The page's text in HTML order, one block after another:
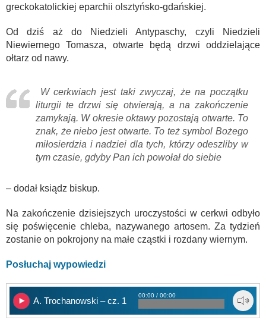
greckokatolickiej eparchii olsztyńsko-gdańskiej.
Od dziś aż do Niedzieli Antypaschy, czyli Niedzieli
Niewiernego Tomasza, otwarte będą drzwi oddzielające
ołtarz od nawy.
W cerkwiach jest taki zwyczaj, że na początku
liturgii te drzwi się otwierają, a na zakończenie
zamykają. W okresie oktawy pozostają otwarte. To
znak, że niebo jest otwarte. To też symbol Bożego
miłosierdzia i nadziei dla tych, którzy odeszliby w
tym czasie, gdyby Pan ich powołał do siebie
– dodał ksiądz biskup.
Na zakończenie dzisiejszych uroczystości w cerkwi odbyło
się poświęcenie chleba, nazywanego artosem. Za tydzień
zostanie on pokrojony na małe cząstki i rozdany wiernym.
Posłuchaj wypowiedzi
A. Trochanowski – cz. 1
00:00 / 00:00